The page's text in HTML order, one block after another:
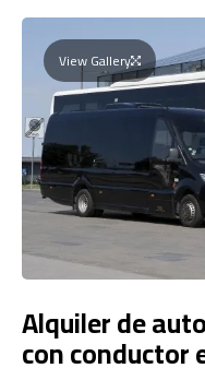
View Gallery
Alquiler de
con conductor